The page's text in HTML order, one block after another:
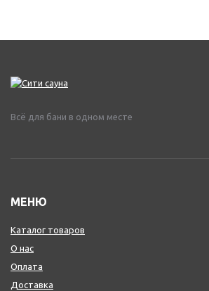
Всё для бани в одном месте
МЕНЮ
Каталог товаров
О нас
Оплата
Доставка